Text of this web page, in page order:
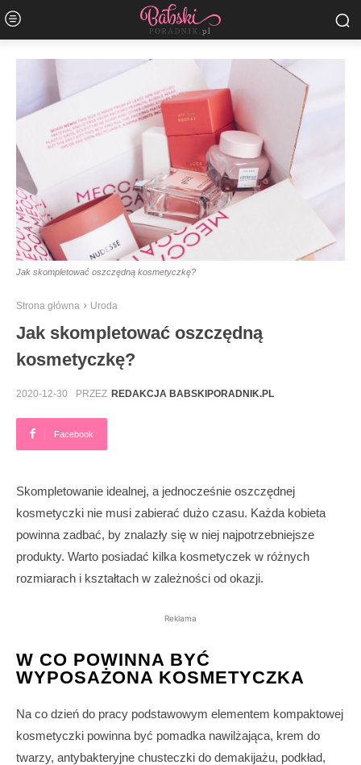
Jak skompletować oszczędną kosmetyczkę?
Strona główna Uroda
Jak skompletować oszczędną
kosmetyczkę?
2020-12-30 PRZEZ REDAKCJA BABSKIPORADNIK.PL
Facebook
Skompletowanie idealnej, a jednocześnie oszczędnej
kosmetyczki nie musi zabierać dużo czasu. Każda kobieta
powinna zadbać, by znalazły się w niej najpotrzebniejsze
produkty. Warto posiadać kilka kosmetyczek w różnych
rozmiarach i kształtach w zależności od okazji.
Reklama
W CO POWINNA BYĆ
WYPOSAŻONA KOSMETYCZKA
Na co dzień do pracy podstawowym elementem kompaktowej
kosmetyczki powinna być pomadka nawilżająca, krem do
twarzy, antybakteryjne chusteczki do demakijażu, podkład,